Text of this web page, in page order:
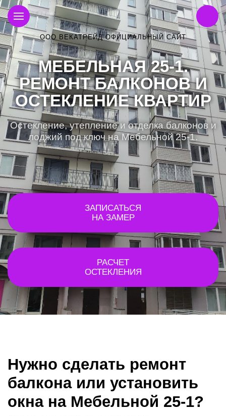
ООО ВЕКАТРЕЙД ОФИЦИАЛЬНЫЙ САЙТ
МЕБЕЛЬНАЯ 25-1.
РЕМОНТ БАЛКОНОВ И
ОСТЕКЛЕНИЕ КВАРТИР
Остекление, утепление и отделка балконов и
лоджий под ключ на Мебельной 25-1.
ЗАПИСАТЬСЯ
НА ЗАМЕР
РАСЧЕТ
ОСТЕКЛЕНИЯ
Нужно сделать ремонт
балкона или установить
окна на Мебельной 25-1?